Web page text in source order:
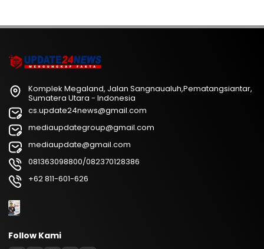
Komplek Megaland, Jalan Sangnaualuh,Pematangsiantar,
Sumatera Utara - Indonesia
cs.update24news@gmail.com
mediaupdategroup@gmail.com
mediaupdate@gmail.com
081363098800/082370128386
+62 811-601-626
Follow Kami